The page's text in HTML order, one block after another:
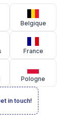
Belgique
France
Pologne
in touch!